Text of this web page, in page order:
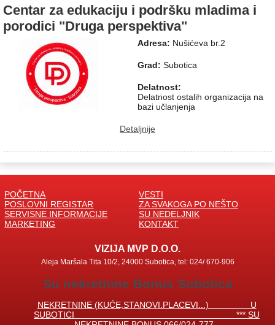
Centar za edukaciju i podršku mladima i
porodici "Druga perspektiva"
Adresa: Nušićeva br.2
Grad: Subotica
Delatnost:
Delatnost ostalih organizacija na
bazi učlanjenja
Detaljnije
POČETNA
VESTI
POSLOVNI REGISTAR
ZA SVAKOGA PO NEŠTO
SERVISNE INFORMACIJE
SU NEDELJNIK
MARKETING
KONTAKT
VIZIJA MVP D.O.O.
Aleja Maršala Tita 10/2, 24000 Subotica, tel: 024/ 670-906
Su nekretnine Bonus Subotica
NEKRETNINE (KUĆE,STANOVI.PLACEVI...) U
SUBOTICI *** SU